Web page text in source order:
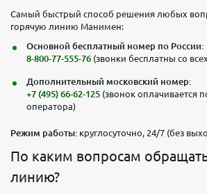
Самый быстрый способ решения любых
горячую линию Манимен:
Основной бесплатный номер по России:
8-800-77-555-76 (звонки бесплатны со
Дополнительный московский номер:
+7 (495) 66-62-125 (звонок оплачивается
оператора)
Режим работы: круглосуточно, 24/7 (без
По каким вопросам
линию?